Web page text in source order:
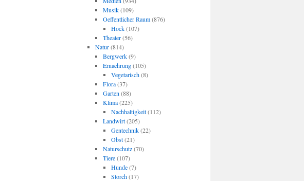
Musik(109)
Oeffentlicher Raum(876)
Hock(107)
Theater(56)
Natur(814)
Bergwerk(9)
Ernaehrung(105)
Vegetarisch(8)
Flora(37)
Garten (88)
Klima(225)
Nachhaltigkeit(112)
Landwirt(205)
Gentechnik(22)
Obst(21)
Naturschutz(70)
Tiere(107)
Hunde(7)
Storch(17)